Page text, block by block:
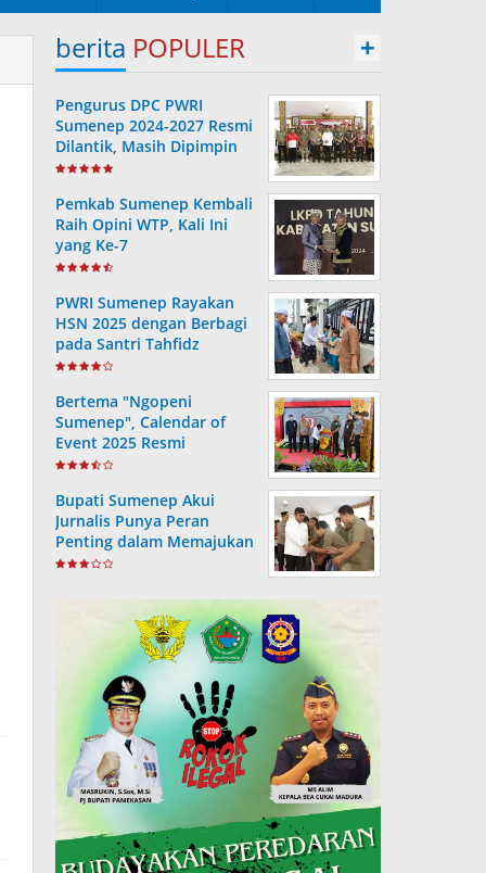
berita POPULER +
Pengurus DPC PWRI
Sumenep 2024-2027 Resmi
Dilantik, Masih Dipimpin
Rusydiyono
Pemkab Sumenep Kembali
Raih Opini WTP, Kali Ini
yang Ke-7
PWRI Sumenep Rayakan
HSN 2025 dengan Berbagi
pada Santri Tahfidz
Bertema "Ngopeni
Sumenep", Calendar of
Event 2025 Resmi
Diluncurkan
Bupati Sumenep Akui
Jurnalis Punya Peran
Penting dalam Memajukan
Daerah